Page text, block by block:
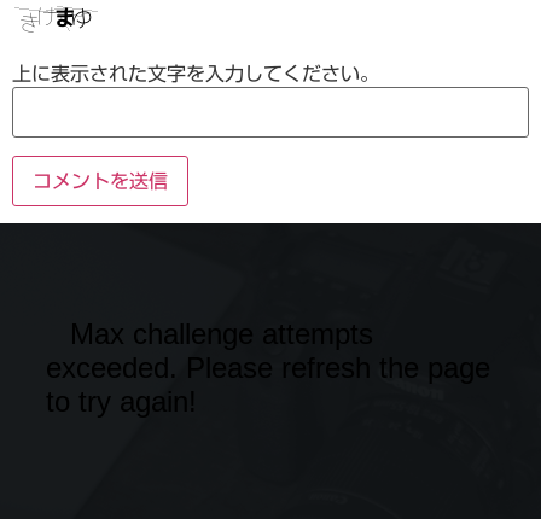
上に表示された文字を入力してください。